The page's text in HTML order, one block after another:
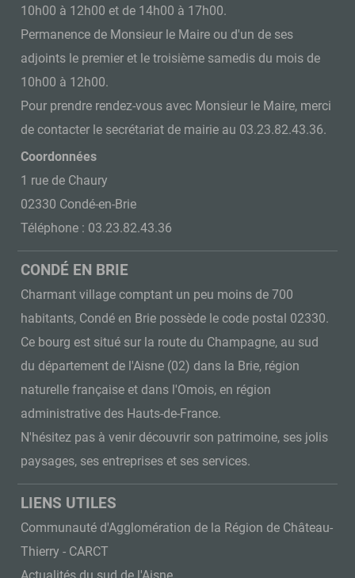
10h00 à 12h00 et de 14h00 à 17h00.
Permanence de Monsieur le Maire ou d'un de ses
adjoints le premier et le troisième samedis du mois de
10h00 à 12h00.
Pour prendre rendez-vous avec Monsieur le Maire, merci
de contacter le secrétariat de mairie au 03.23.82.43.36.
Coordonnées
1 rue de Chaury
02330 Condé-en-Brie
Téléphone : 03.23.82.43.36
CONDÉ EN BRIE
Charmant village comptant un peu moins de 700
habitants, Condé en Brie possède le code postal 02330.
Ce bourg est situé sur la route du Champagne, au sud
du département de l'Aisne (02) dans la Brie, région
naturelle française et dans l'Omois, en région
administrative des Hauts-de-France.
N'hésitez pas à venir découvrir son patrimoine, ses jolis
paysages, ses entreprises et ses services.
LIENS UTILES
Communauté d'Agglomération de la Région de Château-
Thierry - CARCT